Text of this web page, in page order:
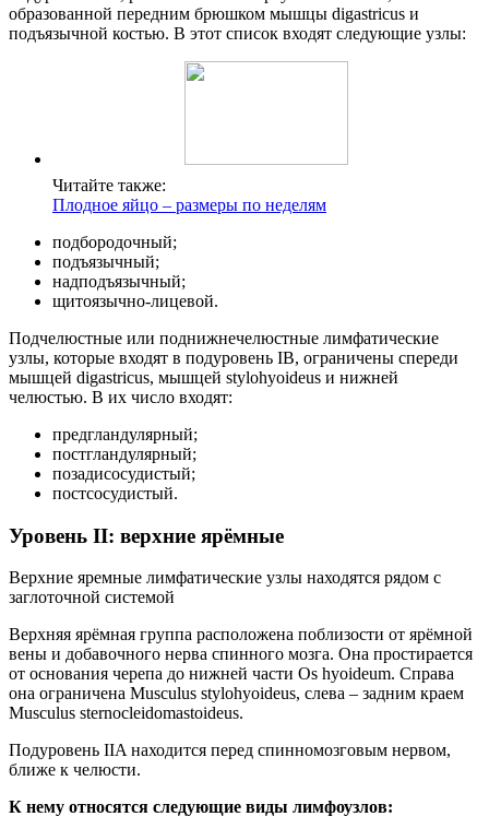
образованной передним брюшком мышцы digastricus и
подъязычной костью. В этот список входят следующие узлы:
Читайте также:
Плодное яйцо – размеры по неделям
подбородочный;
подъязычный;
надподъязычный;
щитоязычно-лицевой.
Подчелюстные или поднижнечелюстные лимфатические
узлы, которые входят в подуровень IB, ограничены спереди
мышцей digastricus, мышцей stylohyoideus и нижней
челюстью. В их число входят:
предгландулярный;
постгландулярный;
позадисосудистый;
постсосудистый.
Уровень II: верхние ярёмные
Верхние яремные лимфатические узлы находятся рядом с
заглоточной системой
Верхняя ярёмная группа расположена поблизости от ярёмной
вены и добавочного нерва спинного мозга. Она простирается
от основания черепа до нижней части Os hyoideum. Справа
она ограничена Musculus stylohyoideus, слева – задним краем
Musculus sternocleidomastoideus.
Подуровень IIA находится перед спинномозговым нервом,
ближе к челюсти.
К нему относятся следующие виды лимфоузлов: